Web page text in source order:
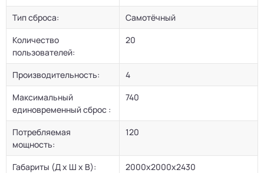
Тип сброса:
Самотёчный
Количество
пользователей:
20
Производительность:
4
Максимальный
единовременный сброс :
740
Потребляемая
мощность:
120
Габариты (Д х Ш х В):
2000x2000x2430